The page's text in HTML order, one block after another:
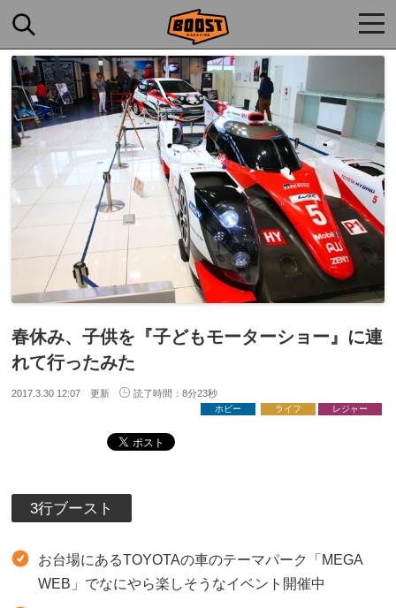
春休み、子供を『子どもモーターショー』に連
れて行ったみた
2017.3.30 12:07 更新 読了時間：8分23秒
ホビー ライフ レジャー
3行ブースト
お台場にあるTOYOTAの車のテーマパーク「MEGA
WEB」でなにやら楽しそうなイベント開催中